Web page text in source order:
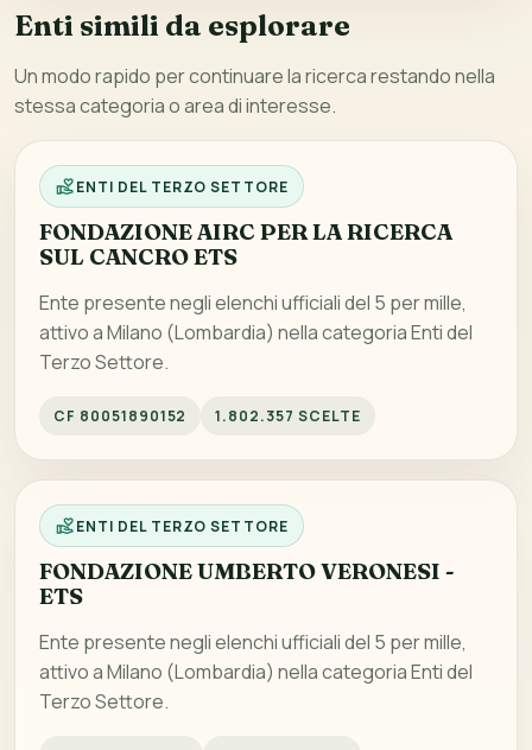
Enti simili da esplorare
Un modo rapido per continuare la ricerca restando nella
stessa categoria o area di interesse.
ENTI DEL TERZO SETTORE
FONDAZIONE AIRC PER LA RICERCA
SUL CANCRO ETS
Ente presente negli elenchi ufficiali del 5 per mille,
attivo a Milano (Lombardia) nella categoria Enti del
Terzo Settore.
CF 80051890152 1.802.357 SCELTE
ENTI DEL TERZO SETTORE
FONDAZIONE UMBERTO VERONESI -
ETS
Ente presente negli elenchi ufficiali del 5 per mille,
attivo a Milano (Lombardia) nella categoria Enti del
Terzo Settore.